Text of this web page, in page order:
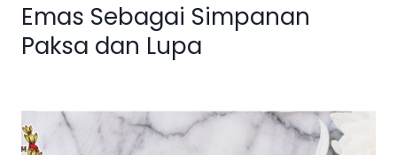
Emas Sebagai Simpanan
Paksa dan Lupa